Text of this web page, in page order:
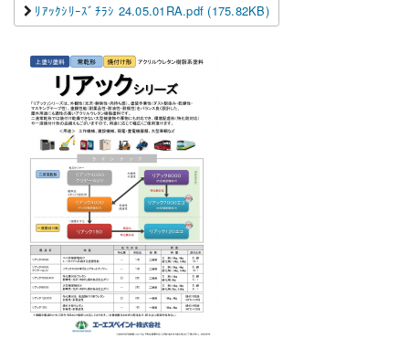
ﾘｱｯｸｼﾘｰｽﾞﾁﾗｼ 24.05.01RA.pdf (175.82KB)